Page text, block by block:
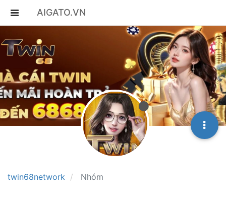
AIGATO.VN
twin68network Nhóm